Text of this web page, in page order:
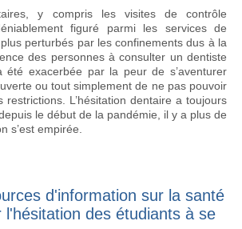
y compris les visites de contrôle
figuré parmi les services de
perturbés par les confinements dus à la
des personnes à consulter un dentiste
été exacerbée par la peur de s’aventurer
ou tout simplement de ne pas pouvoir
restrictions. L’hésitation dentaire a toujours
le début de la pandémie, il y a plus de
s’est empirée.
d'information sur la santé
l'hésitation des étudiants à se